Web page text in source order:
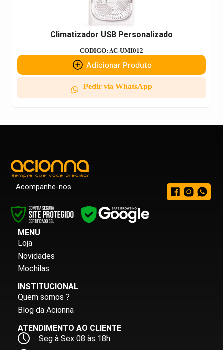
Climatizador USB Personalizado
CODIGO: AC-UMI012
Adicionar Produto
Pedir via WhatsApp
Acompanhe-nos
MENU
Loja
Novidades
Mochilas
INSTITUCIONAL
Quem somos ?
Blog da Acionna
ATENDIMENTO AO CLIENTE
Seg à Sex 08 às 18h